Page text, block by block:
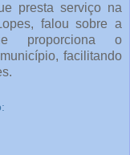
presta serviço na
falou sobre a
proporciona o
facilitando